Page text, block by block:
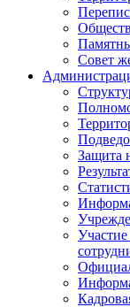
Совет
Защита